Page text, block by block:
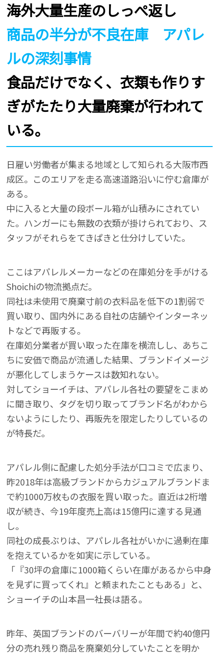
海外大量生産のしっぺ返し
商品の半分が不良在庫 アパレ
ルの深刻事情
食品だけでなく、衣類も作りす
ぎがたたり大量廃棄が行われて
いる。
日雇い労働者が集まる地域として知られる大阪市西
成区。このエリアを走る高速道路沿いに佇む倉庫が
ある。
中に入ると大量の段ボール箱が山積みにされてい
た。ハンガーにも無数の衣類が掛けられており、ス
タッフがそれらをてきぱきと仕分けしていた。
ここはアパレルメーカーなどの在庫処分を手がける
Shoichiの物流拠点だ。
同社は未使用で廃棄寸前の衣料品を低下の1割弱で
買い取り、国内外にある自社の店舗やインターネッ
トなどで再販する。
在庫処分業者が買い取った在庫を横流しし、あちこ
ちに安価で商品が流通した結果、ブランドイメージ
が悪化してしまうケースは数知れない。
対してショーイチは、アパレル各社の要望をこまめ
に聞き取り、タグを切り取ってブランド名がわから
ないようにしたり、再販先を限定したりしているの
が特長だ。
アパレル側に配慮した処分手法が口コミで広まり、
昨2018年は高級ブランドからカジュアルブランドま
で約1000万枚もの衣服を買い取った。直近は2桁増
収が続き、今19年度売上高は15億円に達する見通
し。
同社の成長ぶりは、アパレル各社がいかに過剰在庫
を抱えているかを如実に示している。
「『30坪の倉庫に1000箱くらい在庫があるから中身
を見ずに買ってくれ』と頼まれたこともある」と、
ショーイチの山本昌一社長は語る。
昨年、英国ブランドのバーバリーが年間で約40億円
分の売れ残り商品を廃棄処分していたことを明か